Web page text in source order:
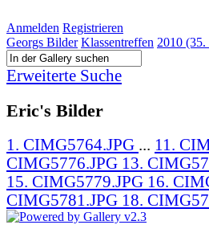
Anmelden Registrieren
Georgs Bilder Klassentreffen 2010
Erweiterte Suche
Eric's Bilder
1. CIMG5764.JPG ... 11.
CIMG5776.JPG 13.
15. CIMG5779.JPG 16.
CIMG5781.JPG 18.